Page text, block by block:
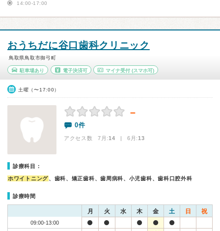
14:00-17:00
おうちだに谷口歯科クリニック
鳥取県鳥取市御弓町
駐車場あり 電子決済可 マイナ受付 (スマホ可)
土曜（〜17:00）
－
0件
アクセス数 7月:14 | 6月:13
診療科目：
ホワイトニング、歯科、矯正歯科、歯周病科、小児歯科、歯科口腔外科
診療時間
月 火 水 木 金 土 日 祝
09:00-13:00